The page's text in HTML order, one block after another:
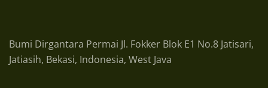
Bumi Dirgantara Permai Jl. Fokker Blok E1 No.8 Jatisari,
Jatiasih, Bekasi, Indonesia, West Java